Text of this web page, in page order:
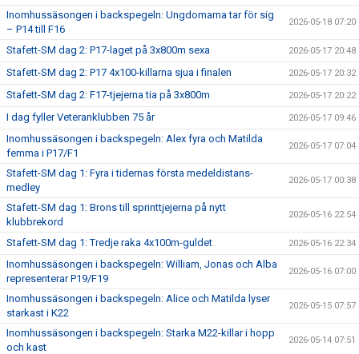
Inomhussäsongen i backspegeln: Ungdomarna tar för sig
– P14 till F16
2026-05-18 07:20
Stafett-SM dag 2: P17-laget på 3x800m sexa 2026-05-17 20:48
Stafett-SM dag 2: P17 4x100-killarna sjua i finalen 2026-05-17 20:32
Stafett-SM dag 2: F17-tjejerna tia på 3x800m 2026-05-17 20:22
I dag fyller Veteranklubben 75 år 2026-05-17 09:46
Inomhussäsongen i backspegeln: Alex fyra och Matilda
femma i P17/F1
2026-05-17 07:04
Stafett-SM dag 1: Fyra i tidernas första medeldistans-
medley
2026-05-17 00:38
Stafett-SM dag 1: Brons till sprinttjejerna på nytt
klubbrekord
2026-05-16 22:54
Stafett-SM dag 1: Tredje raka 4x100m-guldet 2026-05-16 22:34
Inomhussäsongen i backspegeln: William, Jonas och Alba
representerar P19/F19
2026-05-16 07:00
Inomhussäsongen i backspegeln: Alice och Matilda lyser
starkast i K22
2026-05-15 07:57
Inomhussäsongen i backspegeln: Starka M22-killar i hopp
och kast
2026-05-14 07:51